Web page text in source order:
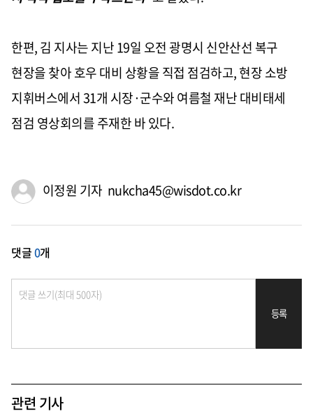
한편,김 지사는 지난19일 오전 광명시 신안산선 복구
현장을 찾아 호우 대비 상황을 직접 점검하고,현장 소방
지휘버스에서31개 시장·군수와 여름철 재난 대비태세
점검 영상회의를 주재한 바 있다.
이정원 기자 nukcha45@wisdot.co.kr
댓글0개
등록
관련 기사